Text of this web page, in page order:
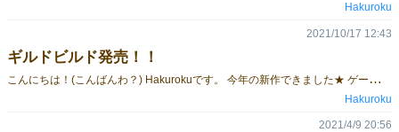
Hakuroku
ギルドビルド発売！！
こ
んにちは！(こんばんわ？) Hakurokuです。 今年の新作できました★ ゲームマーケット2021秋に 「ギルドビルド」を発売します！ ゲームページはこちら https://gamemarket.jp/game/178687 Hakurokuは 11/20(土)・21(日) 両日参加です。 ブース：「エ25」 予約も受け付け中です！ ゲームページからご予約いただけます。 (一定数に達した場合は予約を締め切らせていただきます) それでは、よろしくお願いします～～～！！！
2021/10/17 12:43
Hakuroku
2021/4/9 20:56